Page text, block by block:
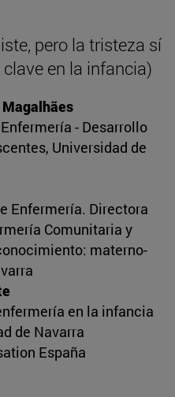
pero la tristeza sí
en la infancia)
- Desarrollo
Universidad de
Enfermería. Directora
Comunitaria y
materno-
en la infancia
de Navarra
España